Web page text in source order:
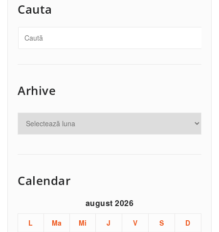
Cauta
Arhive
Calendar
august 2026
L Ma Mi J V S
D